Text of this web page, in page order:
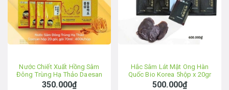
Nước Chiết Xuất Hồng Sâm
Đông Trùng Hạ Thảo Daesan
Korea 20Góix70ml
350.000₫
Hắc Sâm Lát Mật Ong Hàn
Quốc Bio Korea 5hộp x 20gr
500.000₫